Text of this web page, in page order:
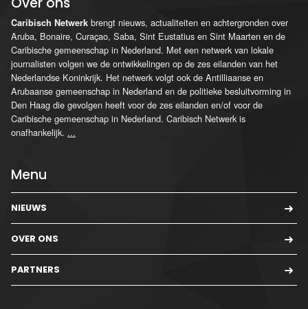
Caribisch Netwerk brengt nieuws, actualiteiten en achtergronden over
Aruba, Bonaire, Curaçao, Saba, Sint Eustatius en Sint Maarten en de
Caribische gemeenschap in Nederland. Met een netwerk van lokale
journalisten volgen we de ontwikkelingen op de zes eilanden van het
Nederlandse Koninkrijk. Het netwerk volgt ook de Antilliaanse en
Arubaanse gemeenschap in Nederland en de politieke besluitvorming in
Den Haag die gevolgen heeft voor de zes eilanden en/of voor de
Caribische gemeenschap in Nederland. Caribisch Netwerk is
onafhankelijk. ...
Menu
NIEUWS
OVER ONS
PARTNERS